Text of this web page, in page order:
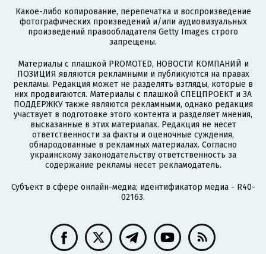
Какое-либо копирование, перепечатка и воспроизведение
фотографических произведений и/или аудиовизуальных
произведений правообладателя Getty Images строго
запрещены.
Материалы с плашкой PROMOTED, НОВОСТИ КОМПАНИЙ и
ПОЗИЦИЯ являются рекламными и публикуются на правах
рекламы. Редакция может не разделять взгляды, которые в
них продвигаются. Материалы с плашкой СПЕЦПРОЕКТ и ЗА
ПОДДЕРЖКУ также являются рекламными, однако редакция
участвует в подготовке этого контента и разделяет мнения,
высказанные в этих материалах. Редакция не несет
ответственности за факты и оценочные суждения,
обнародованные в рекламных материалах. Согласно
украинскому законодательству ответственность за
содержание рекламы несет рекламодатель.
Субъект в сфере онлайн-медиа; идентификатор медиа - R40-
02163.